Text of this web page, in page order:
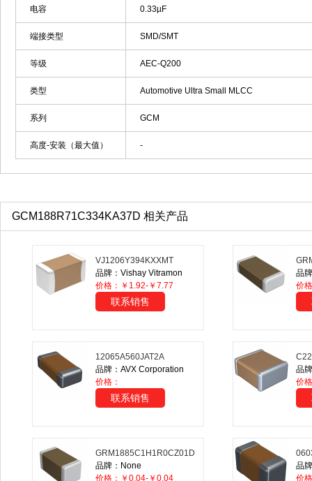
电容 0.33µF
端接类型 SMD/SMT
等级 AEC-Q200
类型 Automotive Ultra Small MLCC
系列 GCM
高度-安装（最大值） -
GCM188R71C334KA37D 相关产品
VJ1206Y394KXXMT
品牌：Vishay Vitramon
价格：￥1.92-￥7.77
联系销售
品
价
12065A560JAT2A
品牌：AVX Corporation
价格：
联系销售
品
价
GRM1885C1H1R0CZ01D
品牌：None
价格：￥0.04-￥0.04
品
价